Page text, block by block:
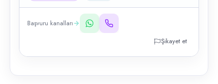
Başvuru kanalları
Şikayet et